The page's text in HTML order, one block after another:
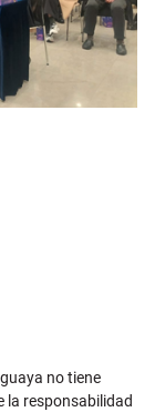
no tiene
la responsabilidad